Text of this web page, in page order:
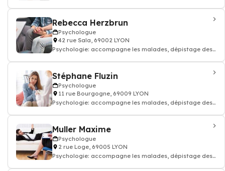
Rebecca Herzbrun
Psychologue
42 rue Sala, 69002 LYON
Psychologie: accompagne les malades, dépistage des
Stéphane Fluzin
Psychologue
11 rue Bourgogne, 69009 LYON
Psychologie: accompagne les malades, dépistage des
Muller Maxime
Psychologue
2 rue Loge, 69005 LYON
Psychologie: accompagne les malades, dépistage des